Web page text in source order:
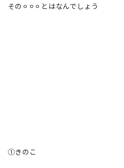
その⚪︎⚪︎⚪︎とはなんでしょう
①きのこ